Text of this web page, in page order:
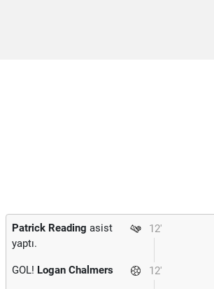
12'
Patrick Reading asist
yaptı.
12'
GOL! Logan Chalmers